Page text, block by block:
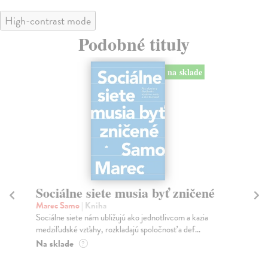
High-contrast mode
Podobné tituly
na sklade
Sociálne siete musia byť zničené
Marec Samo| Kniha
Sociálne siete nám ubližujú ako jednotlivcom a kazia
medziľudské vzťahy, rozkladajú spoločnosť a def...
Na sklade ?